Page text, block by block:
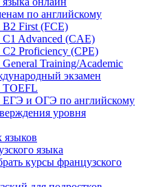
по английскому
B2 First (FCE)
C1 Advanced (CAE)
Proficiency (CPE)
Training/Academic
экзамен
TOEFL
ЕГЭ и ОГЭ по английскому
уровня
языков
языка
курсы французского